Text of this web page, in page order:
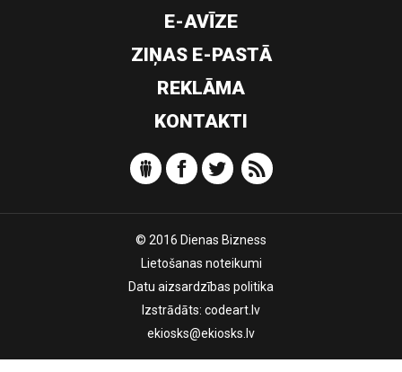
E-AVĪZE
ZIŅAS E-PASTĀ
REKLĀMA
KONTAKTI
© 2016 Dienas Bizness
Lietošanas noteikumi
Datu aizsardzības politika
Izstrādāts: codeart.lv
ekiosks@ekiosks.lv